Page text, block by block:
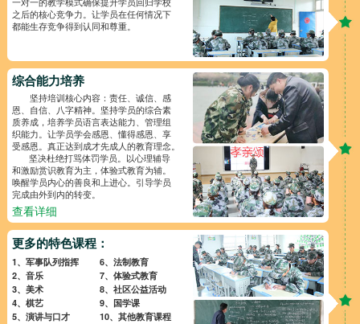
之后的核心竞争力。让学员在任何情况下
都能生存竞争得到认同和尊重。
综合能力培养
坚持培训核心内容：责任、诚信、感
恩、自信、八字精神。坚持学员的综合素
质养成，培养学员语言表达能力、管理组
织能力。让学员学会感恩、懂得感恩、享
受感恩。真正达到成才先成人的教育理念。
坚决杜绝打骂体罚学员。以心理辅导
和激励赏识教育为主，体验式教育为辅。
唤醒学员内心的善良和上进心。引导学员
完成由外到内的转变。
查看详细
更多的特色课程：
1、军事队列指挥
6、法制教育
2、音乐
7、体验式教育
3、美术
8、社区公益活动
4、棋艺
9、国学课
5、演讲与口才
10、其他教育课程